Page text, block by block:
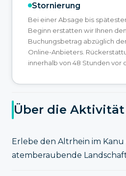
Stornierung
Bei einer Absage bis
Beginn erstatten wir Ihnen
Buchungsbetrag abzüglich
Online-Anbieters.
innerhalb von 48 Stunden vor
Über die Aktivität
Erlebe den Altrhein im
atemberaubende